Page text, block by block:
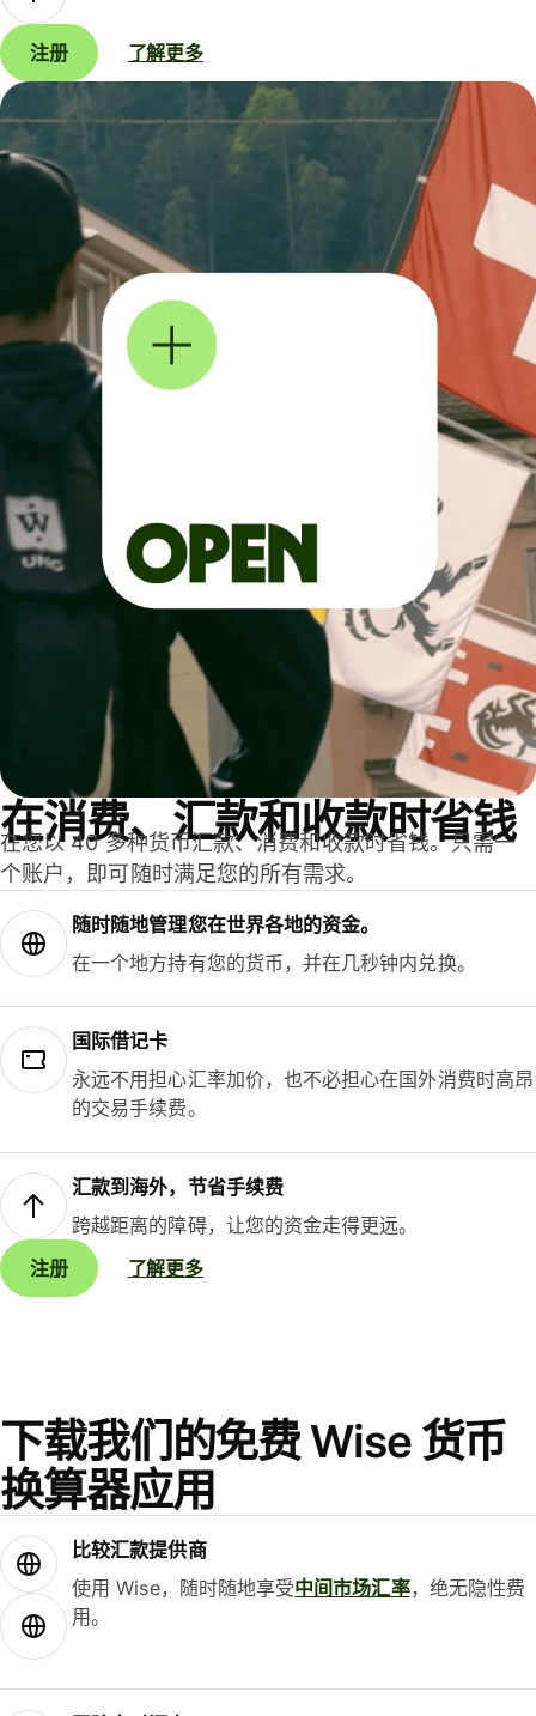
注册 了解更多
在消费、汇款和收款时省钱
在您以 40 多种货币汇款、消费和收款时省钱。只需一
个账户，即可随时满足您的所有需求。
随时随地管理您在世界各地的资金。
在一个地方持有您的货币，并在几秒钟内兑换。
国际借记卡
永远不用担心汇率加价，也不必担心在国外消费时高昂
的交易手续费。
汇款到海外，节省手续费
跨越距离的障碍，让您的资金走得更远。
注册
了解更多
下载我们的免费 Wise 货币
换算器应用
比较汇款提供商
使用 Wise，随时随地享受中间市场汇率，绝无隐性费
用。